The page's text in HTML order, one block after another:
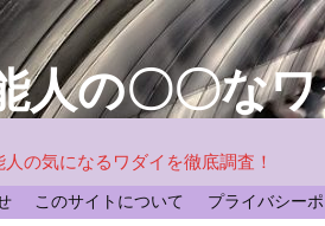
人の〇〇な
人の気になるワダイを徹底調査！
このサイトについて プライバシー